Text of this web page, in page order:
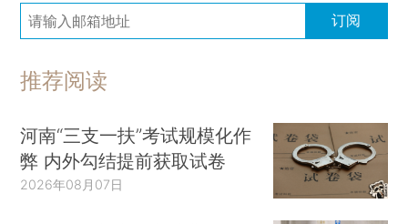
订阅
推荐阅读
河南“三支一扶”考试规模化作
弊 内外勾结提前获取试卷
2026年08月07日